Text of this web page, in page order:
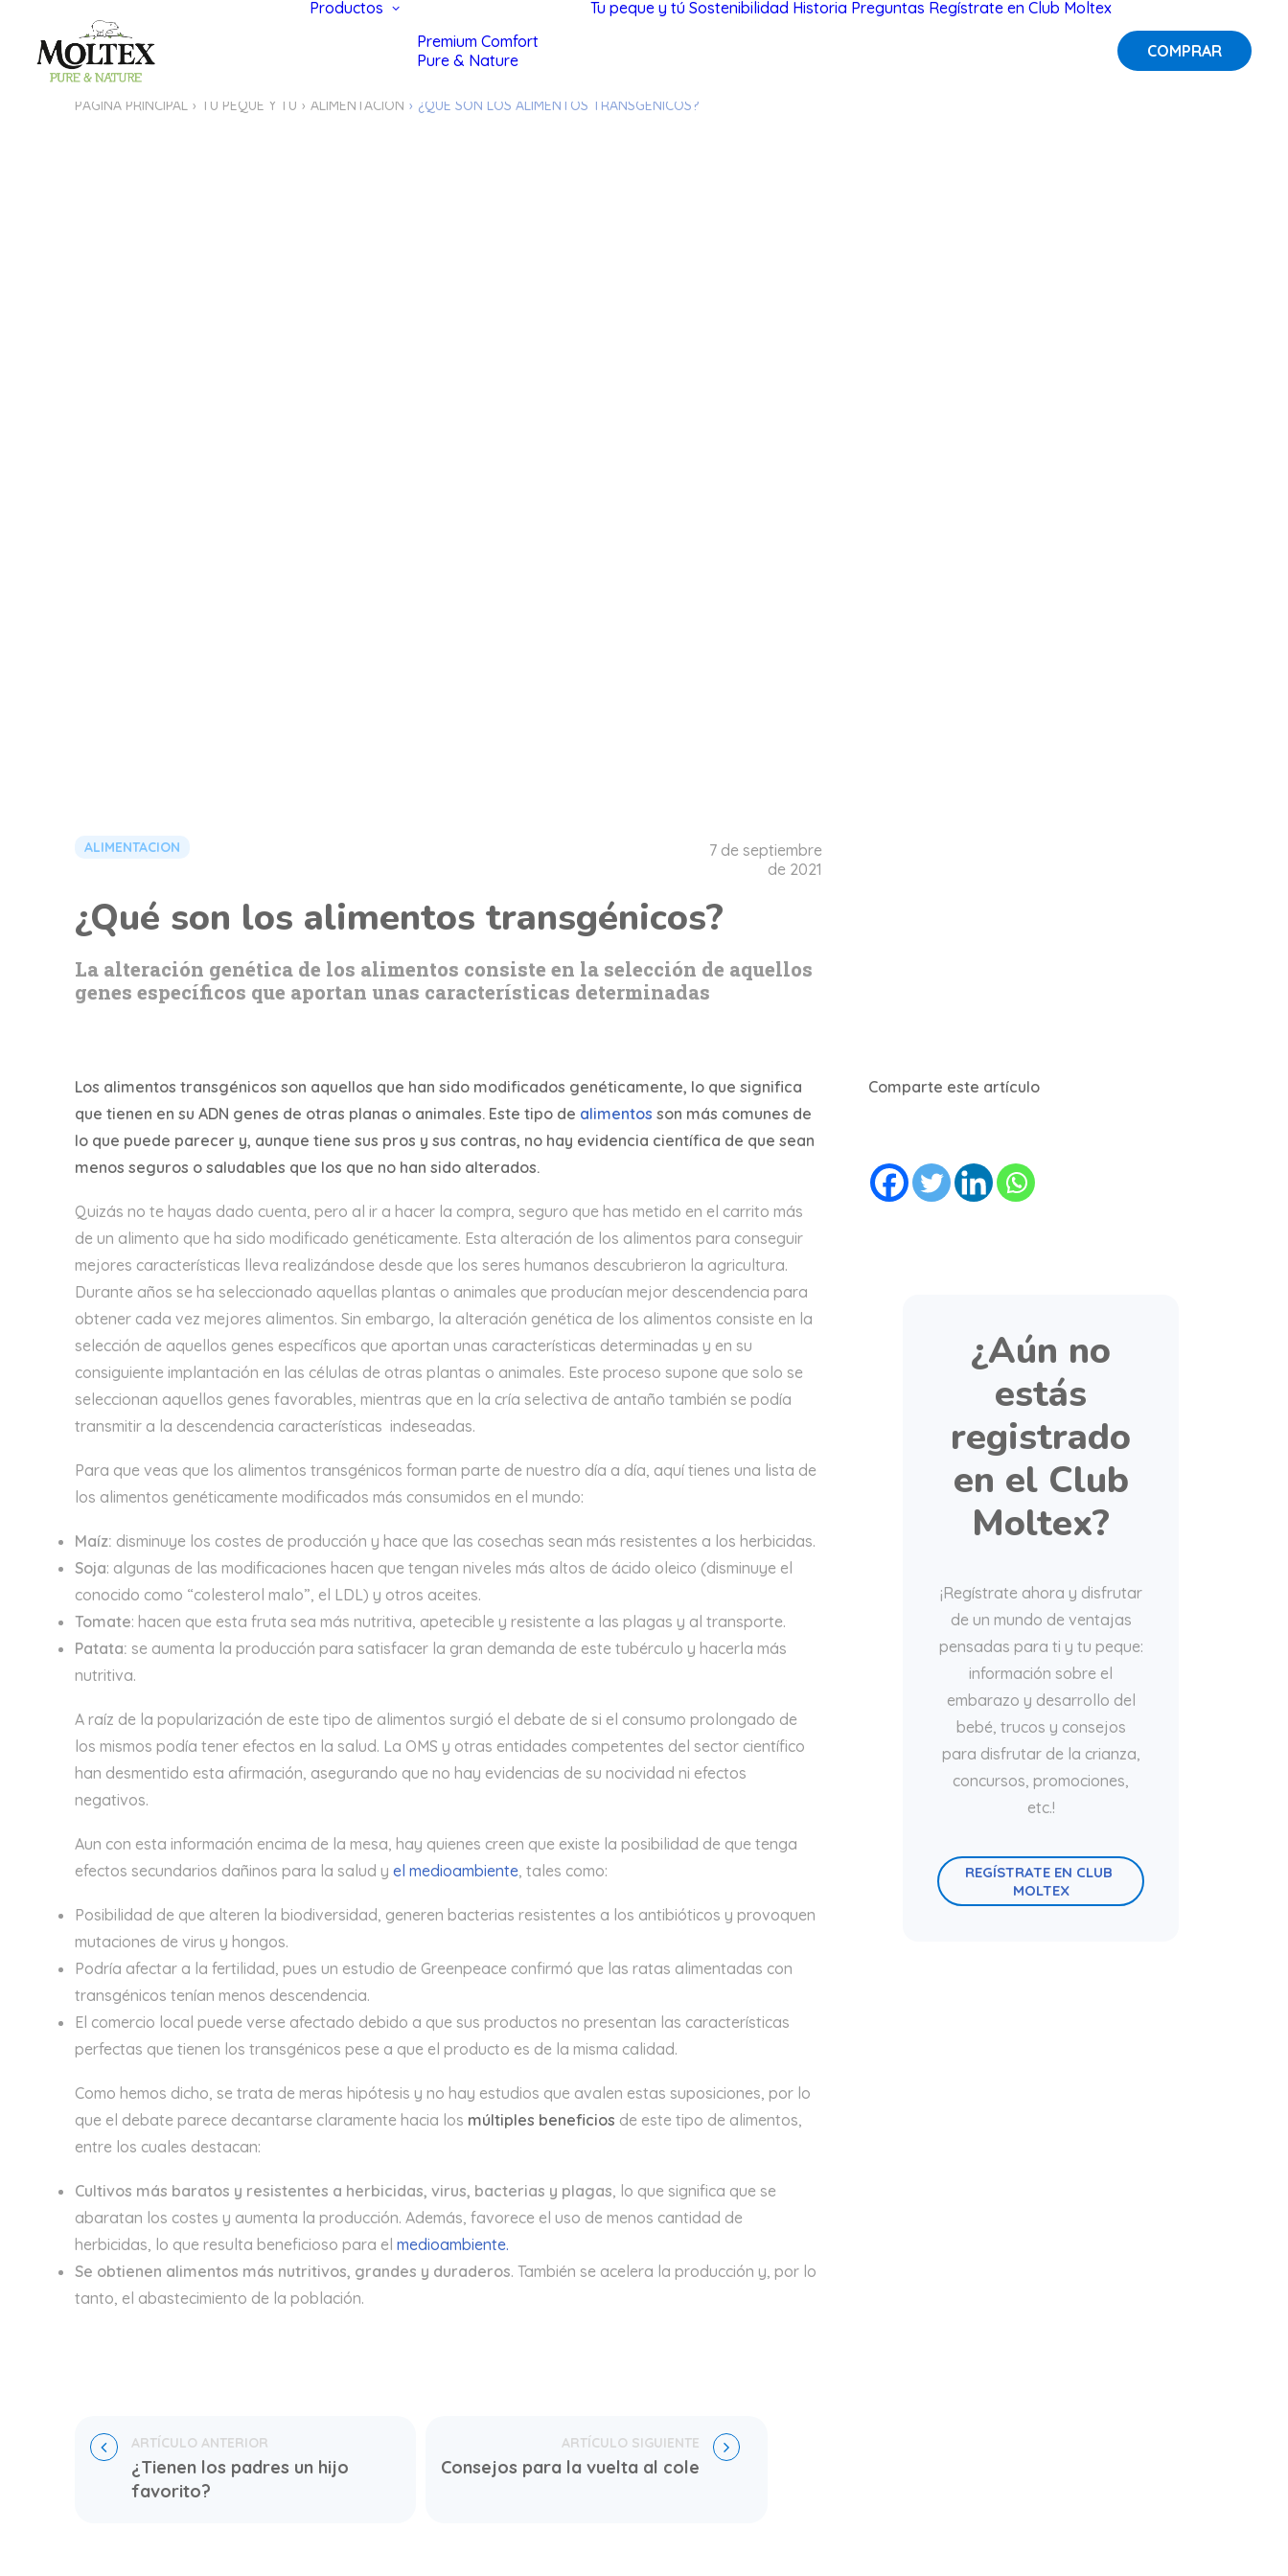
Productos
Premium Comfort
Pure & Nature
Tu peque y tú Sostenibilidad Historia Preguntas Regístrate en Club Moltex
COMPRAR
PÁGINA PRINCIPAL TU PEQUE Y TÚ ALIMENTACION ¿QUÉ SON LOS ALIMENTOS TRANSGÉNICOS?
ALIMENTACION
7 de septiembre
de 2021
¿Qué son los alimentos transgénicos?
La alteración genética de los alimentos consiste en la selección de aquellos
genes específicos que aportan unas características determinadas
Los alimentos transgénicos son aquellos que han sido modificados genéticamente, lo que significa
que tienen en su ADN genes de otras planas o animales. Este tipo de alimentos son más comunes de
lo que puede parecer y, aunque tiene sus pros y sus contras, no hay evidencia científica de que sean
menos seguros o saludables que los que no han sido alterados.
Quizás no te hayas dado cuenta, pero al ir a hacer la compra, seguro que has metido en el carrito más
de un alimento que ha sido modificado genéticamente. Esta alteración de los alimentos para conseguir
mejores características lleva realizándose desde que los seres humanos descubrieron la agricultura.
Durante años se ha seleccionado aquellas plantas o animales que producían mejor descendencia para
obtener cada vez mejores alimentos. Sin embargo, la alteración genética de los alimentos consiste en la
selección de aquellos genes específicos que aportan unas características determinadas y en su
consiguiente implantación en las células de otras plantas o animales. Este proceso supone que solo se
seleccionan aquellos genes favorables, mientras que en la cría selectiva de antaño también se podía
transmitir a la descendencia características indeseadas.
Para que veas que los alimentos transgénicos forman parte de nuestro día a día, aquí tienes una lista de
los alimentos genéticamente modificados más consumidos en el mundo:
Maíz: disminuye los costes de producción y hace que las cosechas sean más resistentes a los herbicidas.
Soja: algunas de las modificaciones hacen que tengan niveles más altos de ácido oleico (disminuye el
conocido como “colesterol malo”, el LDL) y otros aceites.
Tomate: hacen que esta fruta sea más nutritiva, apetecible y resistente a las plagas y al transporte.
Patata: se aumenta la producción para satisfacer la gran demanda de este tubérculo y hacerla más
nutritiva.
A raíz de la popularización de este tipo de alimentos surgió el debate de si el consumo prolongado de
los mismos podía tener efectos en la salud. La OMS y otras entidades competentes del sector científico
han desmentido esta afirmación, asegurando que no hay evidencias de su nocividad ni efectos
negativos.
Aun con esta información encima de la mesa, hay quienes creen que existe la posibilidad de que tenga
efectos secundarios dañinos para la salud y el medioambiente, tales como:
Posibilidad de que alteren la biodiversidad, generen bacterias resistentes a los antibióticos y provoquen
mutaciones de virus y hongos.
Podría afectar a la fertilidad, pues un estudio de Greenpeace confirmó que las ratas alimentadas con
transgénicos tenían menos descendencia.
El comercio local puede verse afectado debido a que sus productos no presentan las características
perfectas que tienen los transgénicos pese a que el producto es de la misma calidad.
Como hemos dicho, se trata de meras hipótesis y no hay estudios que avalen estas suposiciones, por lo
que el debate parece decantarse claramente hacia los múltiples beneficios de este tipo de alimentos,
entre los cuales destacan:
Cultivos más baratos y resistentes a herbicidas, virus, bacterias y plagas, lo que significa que se
abaratan los costes y aumenta la producción. Además, favorece el uso de menos cantidad de
herbicidas, lo que resulta beneficioso para el medioambiente.
Se obtienen alimentos más nutritivos, grandes y duraderos. También se acelera la producción y, por lo
tanto, el abastecimiento de la población.
Comparte este artículo
¿Aún no
estás
registrado
en el Club
Moltex?
¡Regístrate ahora y disfrutar
de un mundo de ventajas
pensadas para ti y tu peque:
información sobre el
embarazo y desarrollo del
bebé, trucos y consejos
para disfrutar de la crianza,
concursos, promociones,
etc.!
REGÍSTRATE EN CLUB
MOLTEX
¿Tienen los padres un hijo
favorito?
Consejos para la vuelta al cole